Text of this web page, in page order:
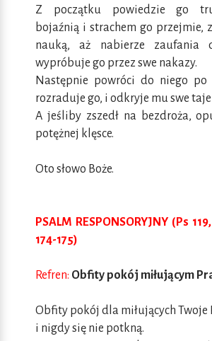
Z początku powiedzie go
bojaźnią i strachem go przejmie,
nauką, aż nabierze
wypróbuje go przez swe nakazy.
Następnie powróci do niego po
rozraduje go, i odkryje mu swe
A jeśliby zszedł na bezdroża,
potężnej klęsce.
Oto słowo Boże.
PSALM RESPONSORYJNY (Ps
174-175)
Refren: Obfity pokój miłującym
Obfity pokój dla miłujących Twoje
i nigdy się nie potkną.